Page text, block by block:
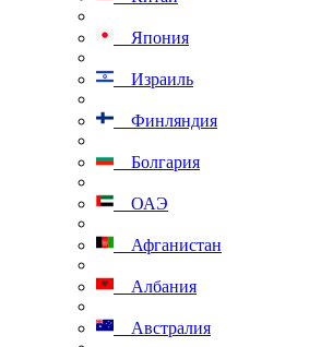
Япония
Израиль
Финляндия
Болгария
ОАЭ
Афганистан
Албания
Австралия